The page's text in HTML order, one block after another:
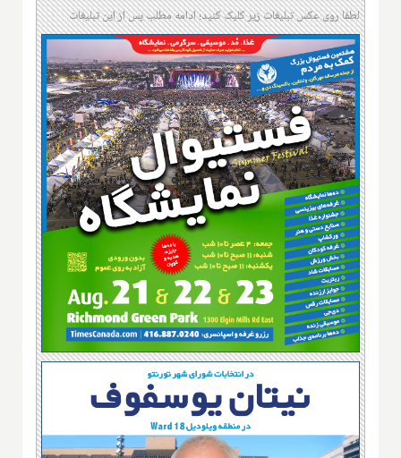
لطفا روی عکس تبلیغات زیر کلیک کنید؛ ادامه مطلب پس از این تبلیغات